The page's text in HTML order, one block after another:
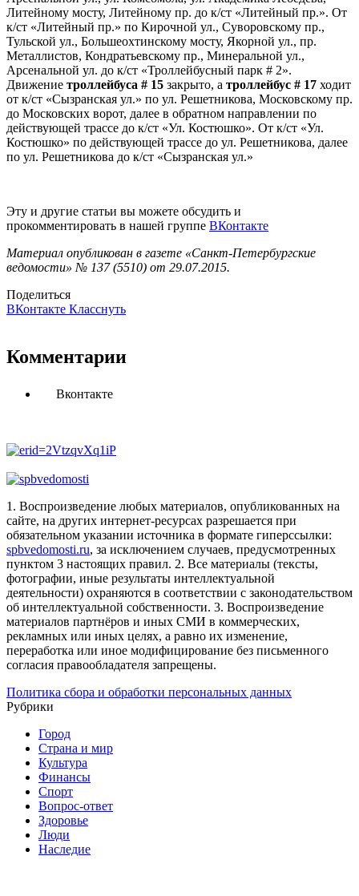
Литейному мосту, Литейному пр. до к/ст «Литейный пр.». От
к/ст «Литейный пр.» по Кирочной ул., Суворовскому пр.,
Тульской ул., Большеохтинскому мосту, Якорной ул., пр.
Металлистов, Кондратьевскому пр., Минеральной ул.,
Арсенальной ул. до к/ст «Троллейбусный парк # 2».
Движение троллейбуса # 15 закрыто, а троллейбус # 17 ходит
от к/ст «Сызранская ул.» по ул. Решетникова, Московскому пр.
до Московских ворот, далее в обратном направлении по
действующей трассе до к/ст «Ул. Костюшко». От к/ст «Ул.
Костюшко» по действующей трассе до ул. Решетникова, далее
по ул. Решетникова до к/ст «Сызранская ул.»
Эту и другие статьи вы можете обсудить и
прокомментировать в нашей группе ВКонтакте
Материал опубликован в газете «Санкт-Петербургские
ведомости» № 137 (5510) от 29.07.2015.
Поделиться
ВКонтакте Класснуть
Комментарии
Вконтакте
1. Воспроизведение любых материалов, опубликованных на
сайте, на других интернет-ресурсах разрешается при
обязательном указании источника в формате гиперссылки:
spbvedomosti.ru, за исключением случаев, предусмотренных
пунктом 3 настоящих правил. 2. Все материалы (тексты,
фотографии, иные результаты интеллектуальной
деятельности) охраняются в соответствии с законодательством
об интеллектуальной собственности. 3. Воспроизведение
материалов партнёров и иных СМИ в коммерческих,
рекламных или иных целях, а равно их изменение,
переработка или иное модифицирование без письменного
согласия правообладателя запрещены.
Политика сбора и обработки персональных данных
Рубрики
Город
Страна и мир
Культура
Финансы
Спорт
Вопрос-ответ
Здоровье
Люди
Наследие